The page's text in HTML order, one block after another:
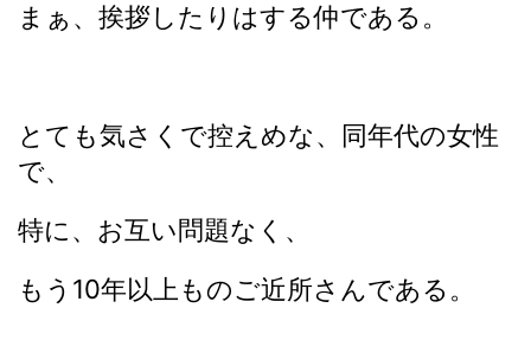
まぁ、挨拶したりはする仲である。
とても気さくで控えめな、同年代の女性
で、
特に、お互い問題なく、
もう10年以上ものご近所さんである。